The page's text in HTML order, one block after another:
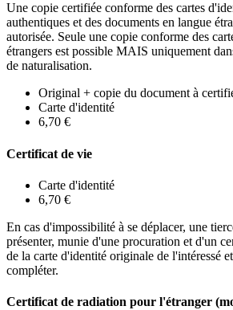
Une copie certifiée conforme des cartes
authentiques et des documents en langue
autorisée. Seule une copie conforme des
étrangers est possible MAIS uniquement
de naturalisation.
Original + copie du document à
Carte d'identité
6,70 €
Certificat de vie
Carte d'identité
6,70 €
En cas d'impossibilité à se déplacer, une
présenter, munie d'une procuration et d'un
de la carte d'identité originale de l'intéressé
compléter.
Certificat de radiation pour l'étranger